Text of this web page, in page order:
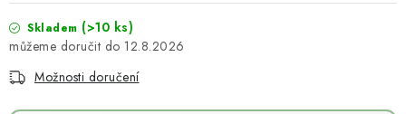
Skladem (>10 ks)
12.8.2026
Možnosti doručení